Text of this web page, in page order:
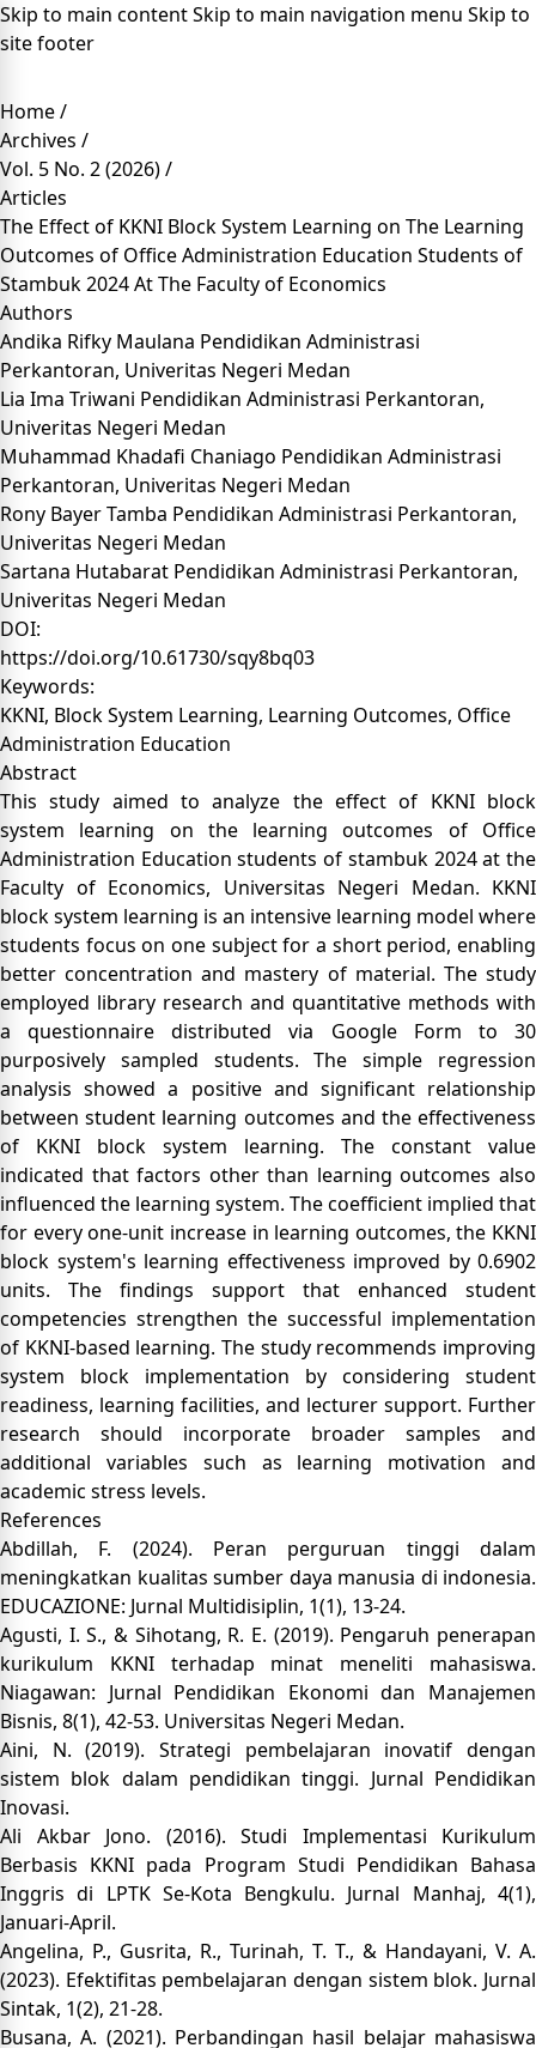
Skip to main contentSkip to main navigation menu Skip to
site footer
Home/
Archives /
Vol. 5 No. 2 (2026)/
Articles
The Effect of KKNI Block System Learning on The Learning
Outcomes of Office Administration Education Students of
Stambuk 2024 At The Faculty of Economics
Authors
Andika Rifky Maulana Pendidikan Administrasi
Perkantoran, Univeritas Negeri Medan
Lia Ima Triwani Pendidikan Administrasi Perkantoran,
Univeritas Negeri Medan
Muhammad Khadafi Chaniago Pendidikan Administrasi
Perkantoran, Univeritas Negeri Medan
Rony Bayer Tamba Pendidikan Administrasi Perkantoran,
Univeritas Negeri Medan
Sartana Hutabarat Pendidikan Administrasi Perkantoran,
Univeritas Negeri Medan
DOI:
https://doi.org/10.61730/sqy8bq03
Keywords:
KKNI, Block System Learning, Learning Outcomes, Office
Administration Education
Abstract
This study aimed to analyze the effect of KKNI block
system learning on the learning outcomes of Office
Administration Education students of stambuk 2024 at the
Faculty of Economics, Universitas Negeri Medan. KKNI
block system learning is an intensive learning model where
students focus on one subject for a short period, enabling
better concentration and mastery of material. The study
employed library research and quantitative methods with
a questionnaire distributed via Google Form to 30
purposively sampled students. The simple regression
analysis showed a positive and significant relationship
between student learning outcomes and the effectiveness
of KKNI block system learning. The constant value
indicated that factors other than learning outcomes also
influenced the learning system. The coefficient implied that
for every one-unit increase in learning outcomes, the KKNI
block system's learning effectiveness improved by 0.6902
units. The findings support that enhanced student
competencies strengthen the successful implementation
of KKNI-based learning. The study recommends improving
system block implementation by considering student
readiness, learning facilities, and lecturer support. Further
research should incorporate broader samples and
additional variables such as learning motivation and
academic stress levels.
References
Abdillah, F. (2024). Peran perguruan tinggi dalam
meningkatkan kualitas sumber daya manusia di indonesia.
EDUCAZIONE: Jurnal Multidisiplin, 1(1), 13-24.
Agusti, I. S., & Sihotang, R. E. (2019). Pengaruh penerapan
kurikulum KKNI terhadap minat meneliti mahasiswa.
Niagawan: Jurnal Pendidikan Ekonomi dan Manajemen
Bisnis, 8(1), 42-53. Universitas Negeri Medan.
Aini, N. (2019). Strategi pembelajaran inovatif dengan
sistem blok dalam pendidikan tinggi. Jurnal Pendidikan
Inovasi.
Ali Akbar Jono. (2016). Studi Implementasi Kurikulum
Berbasis KKNI pada Program Studi Pendidikan Bahasa
Inggris di LPTK Se-Kota Bengkulu. Jurnal Manhaj, 4(1),
Januari-April.
Angelina, P., Gusrita, R., Turinah, T. T., & Handayani, V. A.
(2023). Efektifitas pembelajaran dengan sistem blok. Jurnal
Sintak, 1(2), 21-28.
Busana, A. (2021). Perbandingan hasil belajar mahasiswa